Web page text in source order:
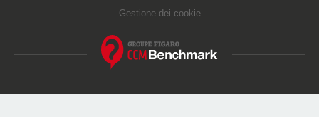
Gestione dei cookie